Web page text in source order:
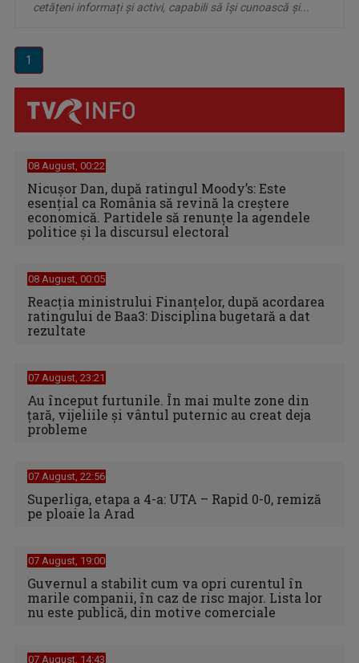
cetățeni informați și activi, capabili să își cunoască și...
1
08 August, 00:22
Nicușor Dan, după ratingul Moody’s: Este
esențial ca România să revină la creștere
economică. Partidele să renunțe la agendele
politice și la discursul electoral
08 August, 00:05
Reacția ministrului Finanțelor, după acordarea
ratingului de Baa3: Disciplina bugetară a dat
rezultate
07 August, 23:21
Au început furtunile. În mai multe zone din
țară, vijeliile și vântul puternic au creat deja
probleme
07 August, 22:56
Superliga, etapa a 4-a: UTA – Rapid 0-0, remiză
pe ploaie la Arad
07 August, 19:00
Guvernul a stabilit cum va opri curentul în
marile companii, în caz de risc major. Lista lor
nu este publică, din motive comerciale
07 August, 14:43